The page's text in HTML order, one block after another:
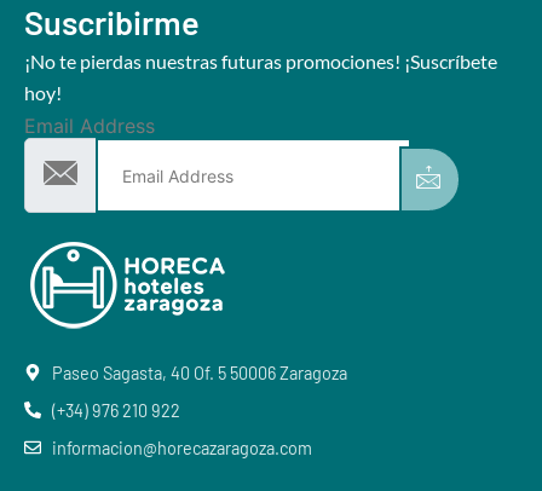
Suscribirme
¡No te pierdas nuestras futuras promociones! ¡Suscríbete
hoy!
Email Address
Paseo Sagasta, 40 Of. 5 50006 Zaragoza
(+34) 976 210 922
informacion@horecazaragoza.com